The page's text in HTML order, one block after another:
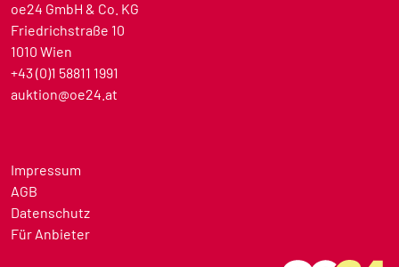
oe24 GmbH & Co. KG
Friedrichstraße 10
1010 Wien
+43 (0)1 58811 1991
auktion@oe24.at
Impressum
AGB
Datenschutz
Für Anbieter